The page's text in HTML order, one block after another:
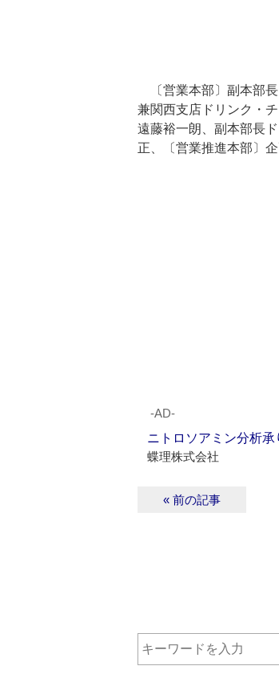
〔営業本部〕副本部長
兼関西支店ドリンク・
遠藤裕一朗、副本部長
正、〔営業推進本部〕
‐AD‐
ニトロソアミン分析
蝶理株式会社
« 前の記事